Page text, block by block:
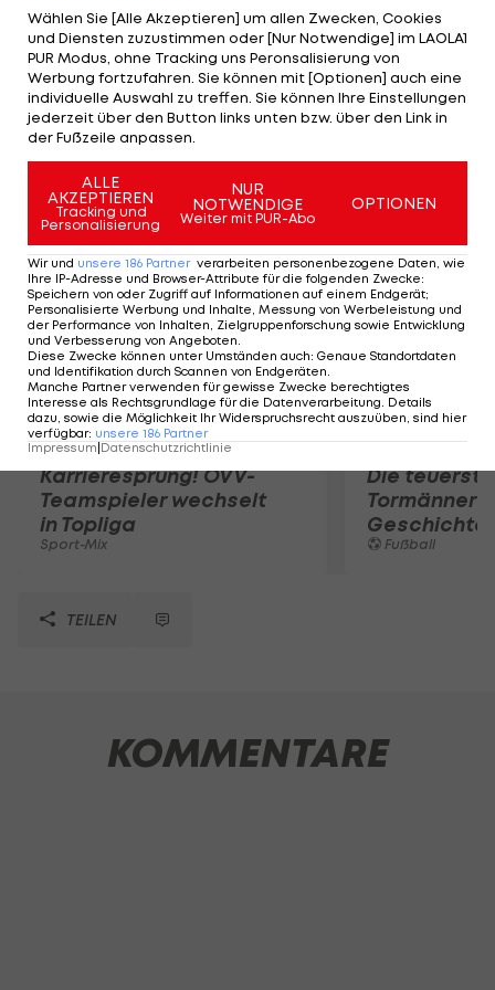
gehalten von Phil Mickelson (Phoenix Open). Die
Konkurrenz ist gegen Bradley machtlos. Der
Südafrikaner Charl Schwartzel liegt als erster
Verfolger bereits drei Schläge zurück. Dahinter
folgen Ted Potter Jr., Harris English (beide USA)
und Robert Karlsson (SWE/je 64).
Mehr zum Thema
Karrieresprung! ÖVV-
Teamspieler wechselt
in Topliga
Sport-Mix
Die
Tormänner
Geschichte
Fußball
TEILEN
KOMMENTARE
Wählen Sie [Alle Akzeptieren] um allen Zwecken, Cookies
und Diensten zuzustimmen oder [Nur Notwendige] im LAOLA1
PUR Modus, ohne Tracking uns Peronsalisierung von
Werbung fortzufahren. Sie können mit [Optionen] auch eine
individuelle Auswahl zu treffen. Sie können Ihre Einstellungen
jederzeit über den Button links unten bzw. über den Link in
der Fußzeile anpassen.
ALLE
AKZEPTIEREN
Tracking und
Personalisierung
NUR
NOTWENDIGE
Weiter mit PUR-Abo
OPTIONEN
Wir und unsere 186 Partner verarbeiten personenbezogene Daten, wie
Ihre IP-Adresse und Browser-Attribute für die folgenden Zwecke:
Speichern von oder Zugriff auf Informationen auf einem Endgerät;
Personalisierte Werbung und Inhalte, Messung von Werbeleistung und
der Performance von Inhalten, Zielgruppenforschung sowie Entwicklung
und Verbesserung von Angeboten.
Diese Zwecke können unter Umständen auch: Genaue Standortdaten
und Identifikation durch Scannen von Endgeräten.
Manche Partner verwenden für gewisse Zwecke berechtigtes
Interesse als Rechtsgrundlage für die Datenverarbeitung. Details
dazu, sowie die Möglichkeit Ihr Widerspruchsrecht auszuüben, sind hier
verfügbar: unsere 186 Partner
Impressum Datenschutzrichtlinie